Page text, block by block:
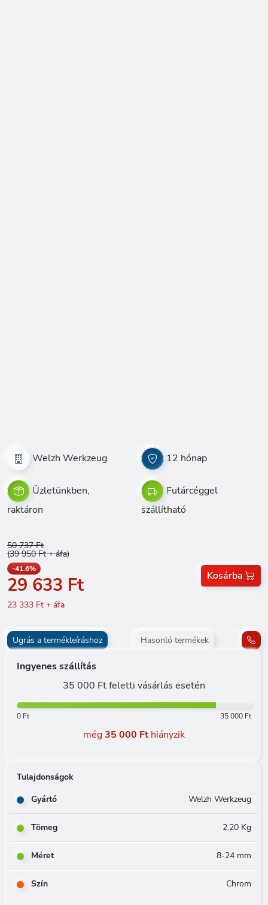
Welzh Werkzeug 12 hónap
Üzletünkben,
raktáron
Futárcéggel
szállítható
50 737 Ft
(39 950 Ft + áfa)
-41.6%
29 633 Ft
23 333 Ft + áfa
Kosárba
Ugrás a termékleíráshoz Hasonló termékek
Ingyenes szállítás
35 000 Ft feletti vásárlás esetén
0 Ft 35 000 Ft
még35 000 Fthiányzik
Tulajdonságok
Gyártó
Welzh Werkzeug
Tömeg 2.20 Kg
Méret 8-24 mm
Szín Chrom